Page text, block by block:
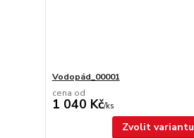
Vodopád_00001
cena od
1 040 Kč/ks
Zvolit variantu